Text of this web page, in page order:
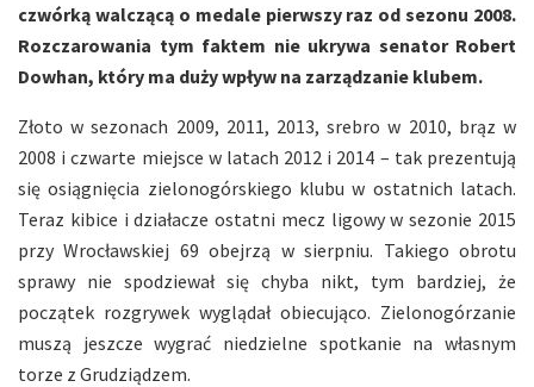
czwórką walczącą o medale pierwszy raz od sezonu 2008.
Rozczarowania tym faktem nie ukrywa senator Robert
Dowhan, który ma duży wpływ na zarządzanie klubem.
Złoto w sezonach 2009, 2011, 2013, srebro w 2010, brąz w
2008 i czwarte miejsce w latach 2012 i 2014 – tak prezentują
się osiągnięcia zielonogórskiego klubu w ostatnich latach.
Teraz kibice i działacze ostatni mecz ligowy w sezonie 2015
przy Wrocławskiej 69 obejrzą w sierpniu. Takiego obrotu
sprawy nie spodziewał się chyba nikt, tym bardziej, że
początek rozgrywek wyglądał obiecująco. Zielonogórzanie
muszą jeszcze wygrać niedzielne spotkanie na własnym
torze z Grudziądzem.